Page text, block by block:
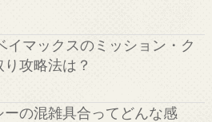
イマックスのミッション・ク
攻略法は？
ーの混雑具合ってどんな感